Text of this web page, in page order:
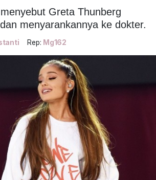
Greta Thunberg
menyarankannya ke dokter.
Rep: Mg162